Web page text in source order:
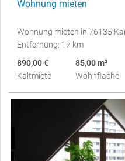
Wohnung mieten
Wohnung mieten in 76135
Entfernung: 17 km
890,00 €
Kaltmiete
85,00 m²
Wohnfläche